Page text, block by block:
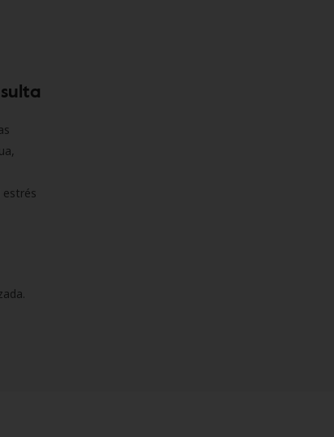
estrés